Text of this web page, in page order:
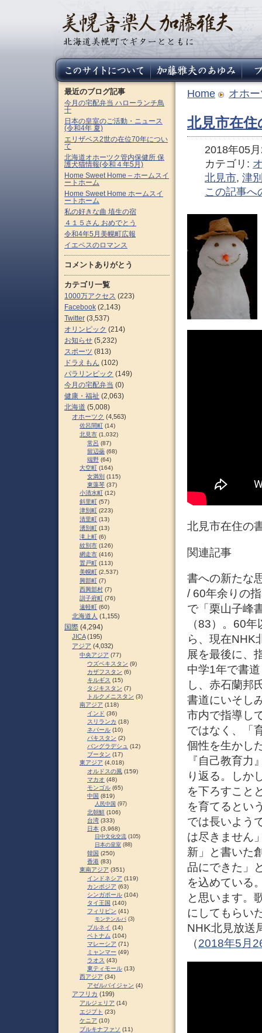
Home オホ
北見市在
2018年05
カテゴリ:
北見市, 津
この記事へ
北見市在住の
関連記事
書への新たな
/ 60年余りの
で「栗山子峰
（83）。60
ら、現在NHK
展を最後に、
中学1年で書
し、赤石蘭邦
書道にいそし
市内で指導し
ではなく、「
個性を生かし
『自己教育
り返る。しか
を下ろすこと
を育てるとい
では長いよう
は尽きません
新」と書いた
品にできた」
を込めている
と思います。
にしてもらい
NHK北見放送
（2018年5月
最近のブログ記事
今月の宅配弁当 ハローランチ鳥
十
日本の皇室のご活動・ニュース
(令和4年 夏)
エリザベス2世の在位70年につい
て
北海道オホーツク管内保健所 保
護犬猫情報(令和４年5月)
Home Sweet Home – ホームスイ
ートホーム
Home Sweet Home ホームスイ
ートホーム
私の好きな曲 埴生の宿
４１５さん おめでとう
令和4年5月美幌町広報
イエペスのロマンス
コメントありがとう
カテゴリ一覧
1000万アクセス (223)
Facebook (2,143)
Twitter (3,537)
オリンピック (214)
お知らせ (5,232)
スポーツ (813)
ドラえもん (102)
パラリンピック (149)
今月の宅配弁当 (0)
健康・福祉 (2,063)
北海道 (5,008)
オホーツク (4,563)
佐呂間町 (14)
北見市 (1,032)
常呂 (87)
留辺蘂 (68)
端野 (64)
大空町 (164)
女満別 (115)
東藻琴 (37)
小清水町 (12)
斜里町 (57)
津別町 (223)
清里町 (13)
湧別町 (13)
滝上町 (6)
紋別市 (126)
網走市 (416)
置戸町 (113)
美幌町 (2,537)
興部町 (7)
西興部村 (7)
訓子府町 (76)
遠軽町 (60)
北海道人 (1,155)
国際 (4,294)
JICA(195)
アジア (4,032)
中央アジア (77)
ウズベキスタン (9)
カザフスタン (6)
キルギス (15)
タジキスタン (7)
トルクメニスタン (3)
南アジア (118)
インド (36)
スリランカ (18)
ネパール (10)
パキスタン (2)
バングラデシュ (12)
ブータン (17)
東アジア (4,018)
オルドスの風 (159)
マカオ (48)
モンゴル (65)
中国 (819)
人民中国 (97)
北朝鮮 (106)
台湾 (333)
日本 (3,968)
日中文化交流 (105)
日本の皇室 (88)
韓国 (250)
香港 (83)
東南アジア (351)
インドネシア (119)
カンボジア (63)
シンガポール (104)
タイ王国 (140)
フィリピン (41)
モンテンルパ (3)
ブルネイ (14)
ベトナム (104)
マレーシア (71)
ミャンマー (49)
ラオス (43)
東ティモール (13)
西アジア (34)
アゼルバイジャン (4)
アフリカ (199)
アルジェリア (14)
エジプト (23)
ケニア (10)
ブルキナファソ (11)